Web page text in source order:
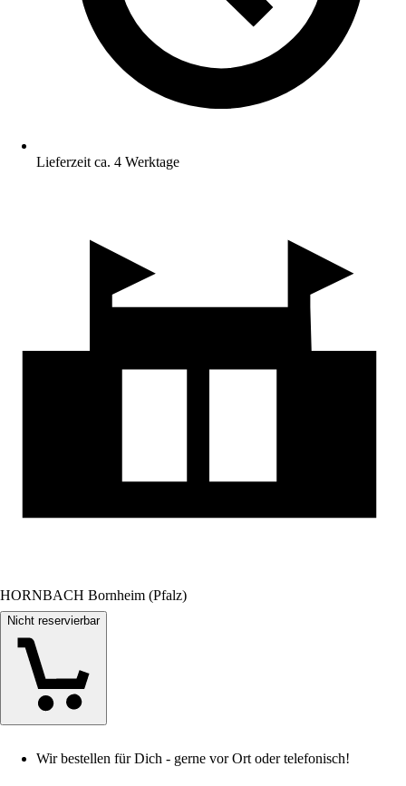
Lieferzeit ca. 4 Werktage
HORNBACH Bornheim (Pfalz)
Nicht reservierbar
Wir bestellen für Dich - gerne vor Ort oder telefonisch!